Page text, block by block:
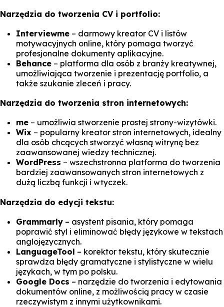
Narzędzia do tworzenia CV i portfolio:
Interviewme – darmowy kreator CV i listów
motywacyjnych online, który pomaga tworzyć
profesjonalne dokumenty aplikacyjne.
Behance – platforma dla osób z branży kreatywnej,
umożliwiająca tworzenie i prezentację portfolio, a
także szukanie zleceń i pracy.
Narzędzia do tworzenia stron internetowych:
me – umożliwia stworzenie prostej strony-wizytówki.
Wix – popularny kreator stron internetowych, idealny
dla osób chcących stworzyć własną witrynę bez
zaawansowanej wiedzy technicznej.
WordPress – wszechstronna platforma do tworzenia
bardziej zaawansowanych stron internetowych z
dużą liczbą funkcji i wtyczek.
Narzędzia do edycji tekstu:
Grammarly – asystent pisania, który pomaga
poprawić styl i eliminować błędy językowe w tekstach
anglojęzycznych.
LanguageTool – korektor tekstu, który skutecznie
sprawdza błędy gramatyczne i stylistyczne w wielu
językach, w tym po polsku.
Google Docs – narzędzie do tworzenia i edytowania
dokumentów online, z możliwością pracy w czasie
rzeczywistym z innymi użytkownikami.